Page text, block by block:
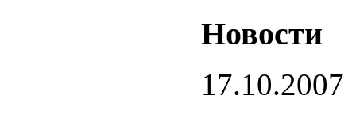
Новости
17.10.2007